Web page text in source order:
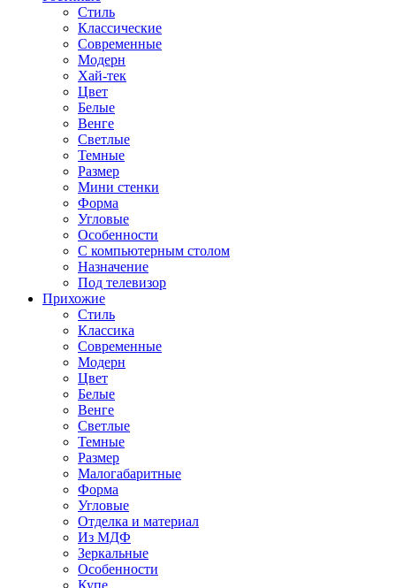
Стиль
Классические
Современные
Модерн
Хай-тек
Цвет
Белые
Венге
Светлые
Темные
Размер
Мини стенки
Форма
Угловые
Особенности
С компьютерным столом
Назначение
Под телевизор
Прихожие
Стиль
Классика
Современные
Модерн
Цвет
Белые
Венге
Светлые
Темные
Размер
Малогабаритные
Форма
Угловые
Отделка и материал
Из МДФ
Зеркальные
Особенности
Купе